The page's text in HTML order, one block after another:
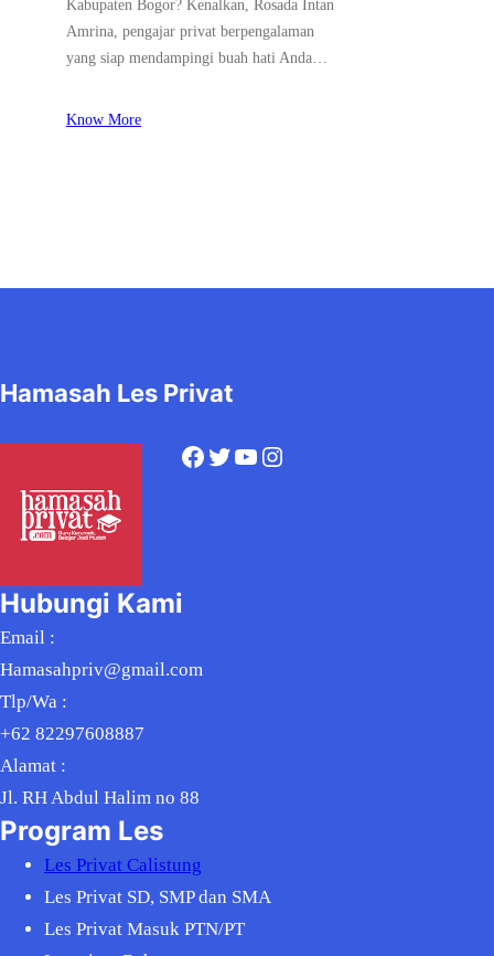
Kabupaten Bogor? Kenalkan, Rosada Intan
Amrina, pengajar privat berpengalaman
yang siap mendampingi buah hati Anda…
Know More
Hamasah Les Privat
Facebook Twitter YouTube Instagram
Hubungi Kami
Email :
Hamasahpriv@gmail.com
Tlp/Wa :
+62 82297608887
Alamat :
Jl. RH Abdul Halim no 88
Program Les
Les Privat Calistung
Les Privat SD, SMP dan SMA
Les Privat Masuk PTN/PT